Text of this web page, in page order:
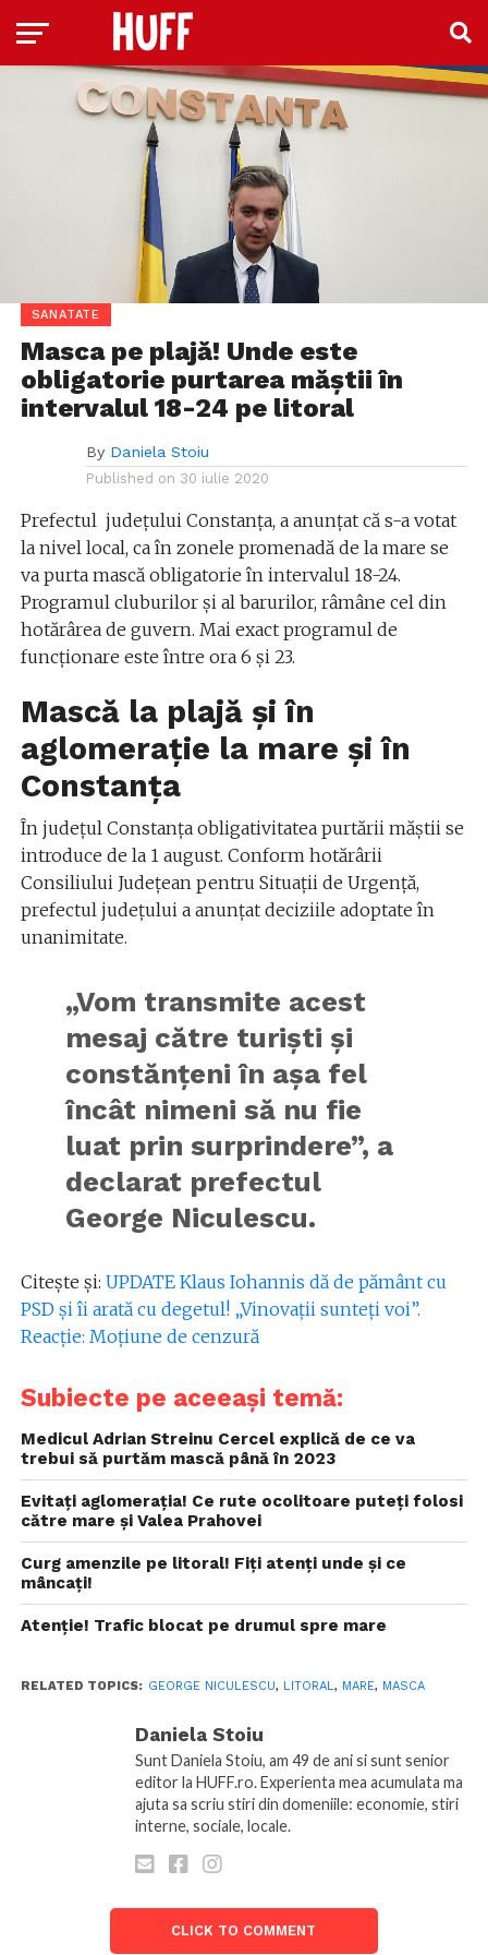
SANATATE
Masca pe plajă! Unde este
obligatorie purtarea măștii în
intervalul 18-24 pe litoral
By Daniela Stoiu
Published on 30 iulie 2020
Prefectul județului Constanța, a anunțat că s-a votat
la nivel local, ca în zonele promenadă de la mare se
va purta mască obligatorie în intervalul 18-24.
Programul cluburilor și al barurilor, râmâne cel din
hotărârea de guvern. Mai exact programul de
funcționare este între ora 6 și 23.
Mască la plajă și în
aglomerație la mare și în
Constanța
În județul Constanța obligativitatea purtării măștii se
introduce de la 1 august. Conform hotărârii
Consiliului Județean pentru Situații de Urgență,
prefectul județului a anunțat deciziile adoptate în
unanimitate.
„Vom transmite acest
mesaj către turiști și
constănțeni în așa fel
încât nimeni să nu fie
luat prin surprindere”, a
declarat prefectul
George Niculescu.
Citește și: UPDATE Klaus Iohannis dă de pământ cu
PSD și îi arată cu degetul! „Vinovații sunteți voi”.
Reacție: Moțiune de cenzură
Subiecte pe aceeași temă:
Medicul Adrian Streinu Cercel explică de ce va
trebui să purtăm mască până în 2023
Evitați aglomerația! Ce rute ocolitoare puteți folosi
către mare și Valea Prahovei
Curg amenzile pe litoral! Fiți atenți unde și ce
mâncați!
Atenție! Trafic blocat pe drumul spre mare
RELATED TOPICS: GEORGE NICULESCU, LITORAL , MARE, MASCA
Daniela Stoiu
Sunt Daniela Stoiu, am 49 de ani si sunt senior
editor la HUFF.ro. Experienta mea acumulata ma
ajuta sa scriu stiri din domeniile: economie, stiri
interne, sociale, locale.
CLICK TO COMMENT